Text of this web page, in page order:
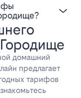
домашний
предлагает
тарифов